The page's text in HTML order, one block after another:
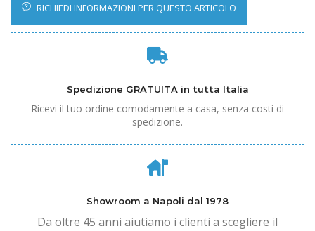
RICHIEDI INFORMAZIONI PER QUESTO ARTICOLO
Spedizione GRATUITA in tutta Italia
Ricevi il tuo ordine comodamente a casa, senza costi di
spedizione.
Showroom a Napoli dal 1978
Da oltre 45 anni aiutiamo i clienti a scegliere il